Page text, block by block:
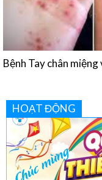
Khoa Vật lý trị liệu
tâm – Nâng tầm cuộc
HOẠT ĐỘNG